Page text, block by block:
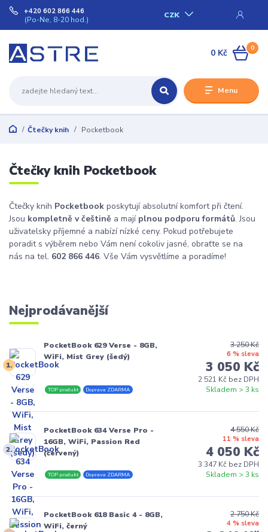
Menu
CZK
+420 602 866 446
(Po-Ne, 8-20 hod.)
0
0 Kč
Čtečky knih Pocketbook
Čtečky knih Pocketbook
Čtečky knih Pocketbook poskytují absolutní komfort při čtení.
Jsou kompletně v češtině a mají plnou podporu formátů. Jsou
uživatelsky příjemné a nabízí nízké ceny. Pokud potřebujete
poradit s výběrem nebo Vám není cokoliv jasné, obraťte se na
nás na tel. 602 866 446. Vše Vám vysvětlíme a poradíme!
Nejprodávanější
1.
PocketBook 629 Verse - 8GB,
WiFi, Mist Grey (šedý)
Skladem > 3 ks
TOP produkt Doprava ZDARMA
3 250 Kč
6 % sleva
3 050 Kč
2 521 Kč bez DPH
2.
PocketBook 634 Verse Pro -
16GB, WiFi, Passion Red
(červený)
Skladem > 3 ks
TOP produkt Doprava ZDARMA
4 550 Kč
11 % sleva
4 050 Kč
3 347 Kč bez DPH
PocketBook 618 Basic 4 - 8GB,
WiFi, černý
2 750 Kč
4 % sleva